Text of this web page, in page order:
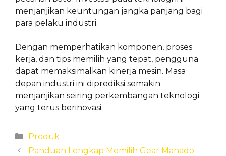
menjanjikan keuntungan jangka panjang bagi
para pelaku industri.
Dengan memperhatikan komponen, proses
kerja, dan tips memilih yang tepat, pengguna
dapat memaksimalkan kinerja mesin. Masa
depan industri ini diprediksi semakin
menjanjikan seiring perkembangan teknologi
yang terus berinovasi.
Categories
Produk
Panduan Lengkap Memilih Gear Manado